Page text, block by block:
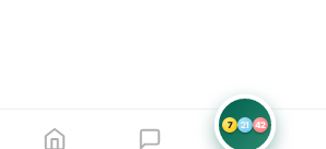
7 21 42